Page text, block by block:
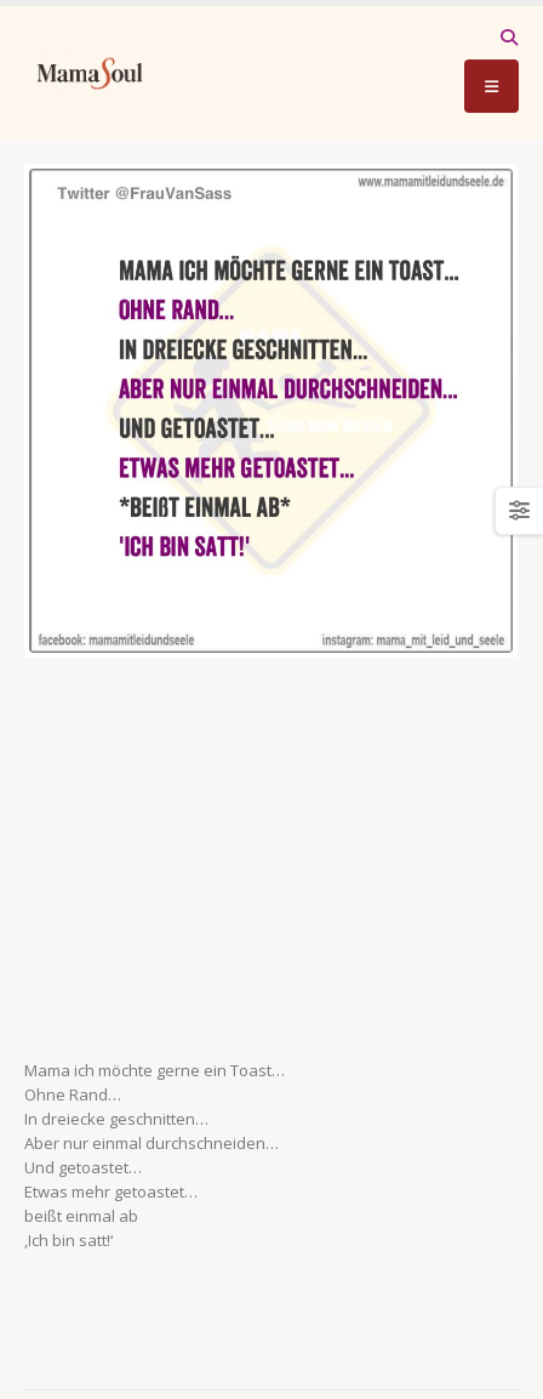
Mama ich möchte gerne ein Toast…
Ohne Rand…
In dreiecke geschnitten…
Aber nur einmal durchschneiden…
Und getoastet…
Etwas mehr getoastet…
beißt einmal ab
‚Ich bin satt!‘